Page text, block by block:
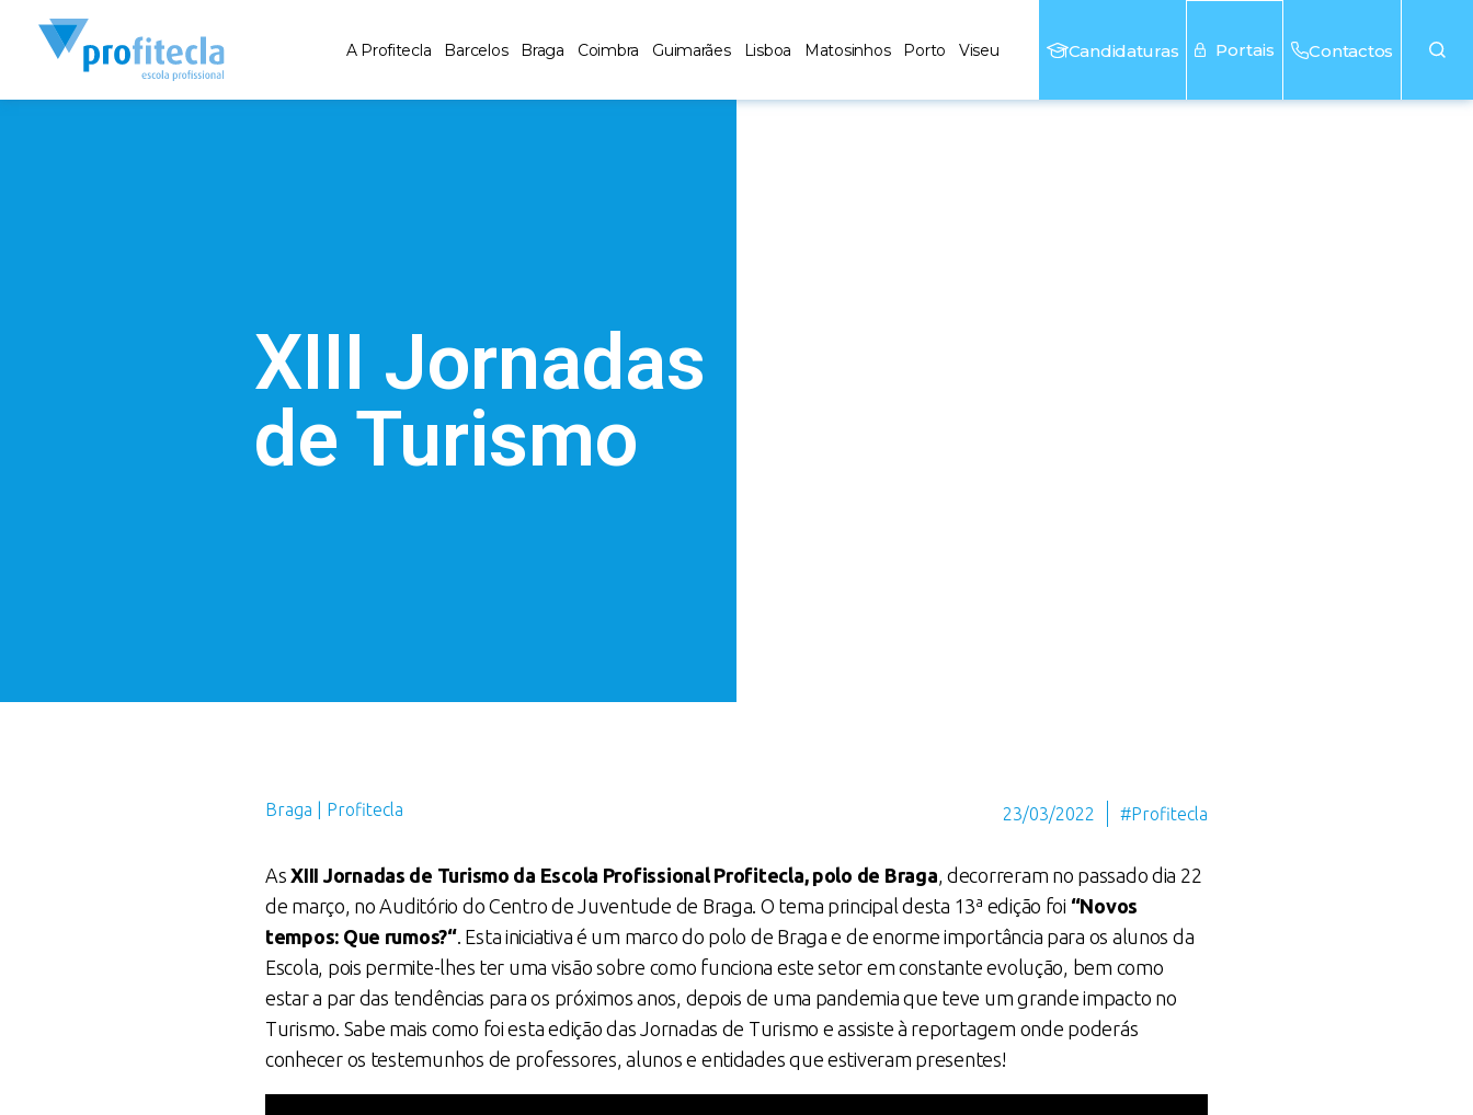
A Profitecla Barcelos Braga Coimbra Guimarães Lisboa Matosinhos Porto Viseu Candidaturas Portais Contactos
XIII Jornadas
de Turismo
Braga | Profitecla 23/03/2022 #Profitecla
AsXIII Jornadas de Turismo da Escola Profissional Profitecla, polo de Braga, decorreram no passado dia 22
de março, no Auditório do Centro de Juventude de Braga. O tema principal desta 13ª edição foi “Novos
tempos: Que rumos?“. Esta iniciativa é um marco do polo de Braga e de enorme importância para os alunos da
Escola, pois permite-lhes ter uma visão sobre como funciona este setor em constante evolução, bem como
estar a par das tendências para os próximos anos, depois de uma pandemia que teve um grande impacto no
Turismo. Sabe mais como foi esta edição das Jornadas de Turismo e assiste à reportagem onde poderás
conhecer os testemunhos de professores, alunos e entidades que estiveram presentes!